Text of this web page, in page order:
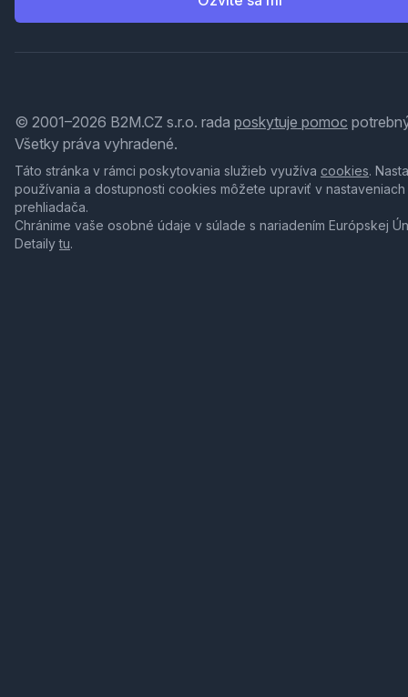
© 2001–2026 B2M.CZ s.r.o. rada poskytuje pomoc
Všetky práva vyhradené.
Táto stránka v rámci poskytovania služieb využíva cookies.
používania a dostupnosti cookies môžete upraviť v nastaveniach
prehliadača.
Chránime vaše osobné údaje v súlade s nariadením Európskej
Detailytu.